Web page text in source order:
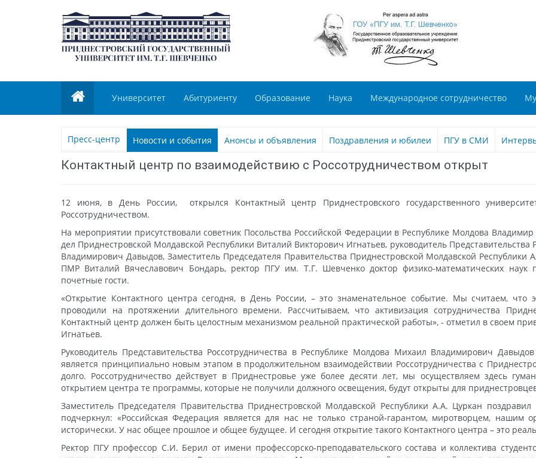
Университет Абитуриенту Образование Наука Международное сотрудничество
Пресс-центр Новости и события Анонсы и объявления Поздравления и юбилеи ПГУ в СМИ
Контактный центр по взаимодействию с Россотрудничеством открыт
12 июня, в День России, открылся Контактный центр Приднестровского государственного
Россотрудничеством.
На мероприятии присутствовали советник Посольства Российской Федерации в Республике Молдова
дел Приднестровской Молдавской Республики Виталий Викторович Игнатьев, руководитель
Владимирович Давыдов, Заместитель Председателя Правительства Приднестровской Молдавской Республики
ПМР Виталий Вячеславович Бондарь, ректор ПГУ им. Т.Г. Шевченко доктор физико-математических
почетные гости.
«Открытие Контактного центра сегодня, в День России, – это знаменательное событие. Мы считаем, что
проводили на протяжении длительного времени. Рассчитываем, что активизация сотрудничества
Контактный центр должен быть целостным механизмом реальной практической работы», - отметил в своем
Игнатьев.
Руководитель Представительства Россотрудничества в Республике Молдова Михаил Владимирович
является принципиально новым этапом в продолжительном взаимодействии Россотрудничества с
долго. Россотрудничество действует в Приднестровье уже более десяти лет, мы осуществляем здесь
открытием центра те программы, которые не получили должного освещения, будут открыты для
Заместитель Председателя Правительства Приднестровской Молдавской Республики А.А. Цуркан
подчеркнул: «Российская Федерация является для нас не только страной-гарантом, миротворцем, нашим
исторически. У нас общее прошлое и общее будущее. И сегодня открытие такого Контактного центра – это
Ректор ПГУ профессор С.И. Берил от имени профессорско-преподавательского состава и коллектива